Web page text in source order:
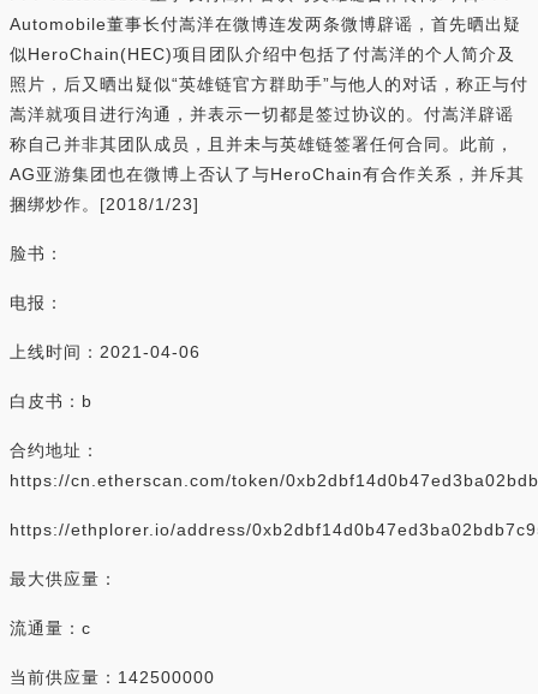
Automobile董事长付嵩洋在微博连发两条微博辟谣，首先晒出疑
似HeroChain(HEC)项目团队介绍中包括了付嵩洋的个人简介及
照片，后又晒出疑似“英雄链官方群助手”与他人的对话，称正与付
嵩洋就项目进行沟通，并表示一切都是签过协议的。付嵩洋辟谣
称自己并非其团队成员，且并未与英雄链签署任何合同。此前，
AG亚游集团也在微博上否认了与HeroChain有合作关系，并斥其
捆绑炒作。[2018/1/23]
脸书：
电报：
上线时间：2021-04-06
白皮书：b
合约地址：
https://cn.etherscan.com/token/
https://ethplorer.io/address/
最大供应量：
流通量：c
当前供应量：142500000